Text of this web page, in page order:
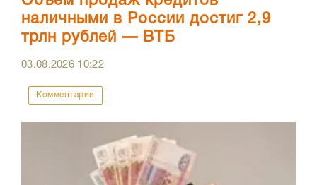
наличными в России достиг 2,9
трлн рублей — ВТБ
03.08.2026 10:22
Комментарии